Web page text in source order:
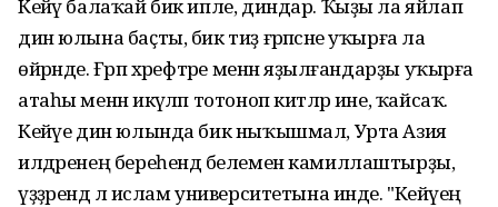
Кейәү балаҡай бик ипле, диндар. Ҡыҙы ла яйлап
дин юлына баҫты, бик тиҙ ғәрәпсәне уҡырға ла
өйрәнде. Ғәрәп хәрефтәре менән яҙылғандарҙы уҡырға
атаһы менән икәүләп тотоноп китәләр ине, ҡайсаҡ.
Кейәүе дин юлында бик ныҡышмал, Урта Азия
илдәренең береһендә белемен камиллаштырҙы,
үҙҙәрендә лә ислам университетына инде. "Кейәүең